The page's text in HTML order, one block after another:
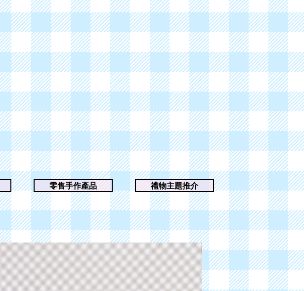
零售手作產品 禮物主題推介
下單訂製3-5日